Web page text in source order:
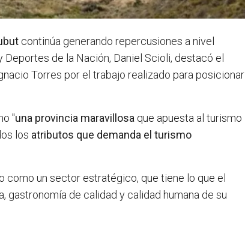
continúa generando repercusiones a nivel
de la Nación, Daniel Scioli, destacó el
Torres por el trabajo realizado para posicionar
"una provincia maravillosa que apuesta al turismo
los atributos que demanda el turismo
como un sector estratégico, que tiene lo que el
gastronomía de calidad y calidad humana de su